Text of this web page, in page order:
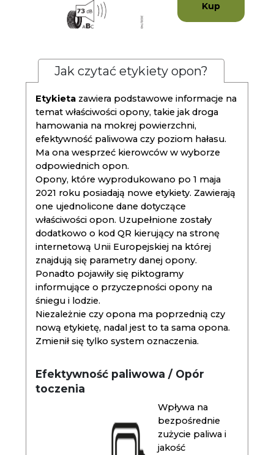
Kup
Jak czytać etykiety opon?
Etykieta zawiera podstawowe informacje na
temat właściwości opony, takie jak droga
hamowania na mokrej powierzchni,
efektywność paliwowa czy poziom hałasu.
Ma ona wesprzeć kierowców w wyborze
odpowiednich opon.
Opony, które wyprodukowano po 1 maja
2021 roku posiadają nowe etykiety. Zawierają
one ujednolicone dane dotyczące
właściwości opon. Uzupełnione zostały
dodatkowo o kod QR kierujący na stronę
internetową Unii Europejskiej na której
znajdują się parametry danej opony.
Ponadto pojawiły się piktogramy
informujące o przyczepności opony na
śniegu i lodzie.
Niezależnie czy opona ma poprzednią czy
nową etykietę, nadal jest to ta sama opona.
Zmienił się tylko system oznaczenia.
Efektywność paliwowa / Opór
toczenia
Wpływa na
bezpośrednie
zużycie paliwa i
jakość